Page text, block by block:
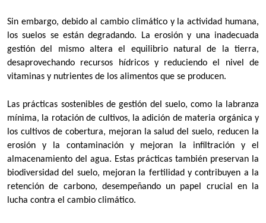
Sin embargo, debido al cambio climático y la actividad humana,
los suelos se están degradando. La erosión y una inadecuada
gestión del mismo altera el equilibrio natural de la tierra,
desaprovechando recursos hídricos y reduciendo el nivel de
vitaminas y nutrientes de los alimentos que se producen.
Las prácticas sostenibles de gestión del suelo, como la labranza
mínima, la rotación de cultivos, la adición de materia orgánica y
los cultivos de cobertura, mejoran la salud del suelo, reducen la
erosión y la contaminación y mejoran la infiltración y el
almacenamiento del agua. Estas prácticas también preservan la
biodiversidad del suelo, mejoran la fertilidad y contribuyen a la
retención de carbono, desempeñando un papel crucial en la
lucha contra el cambio climático.